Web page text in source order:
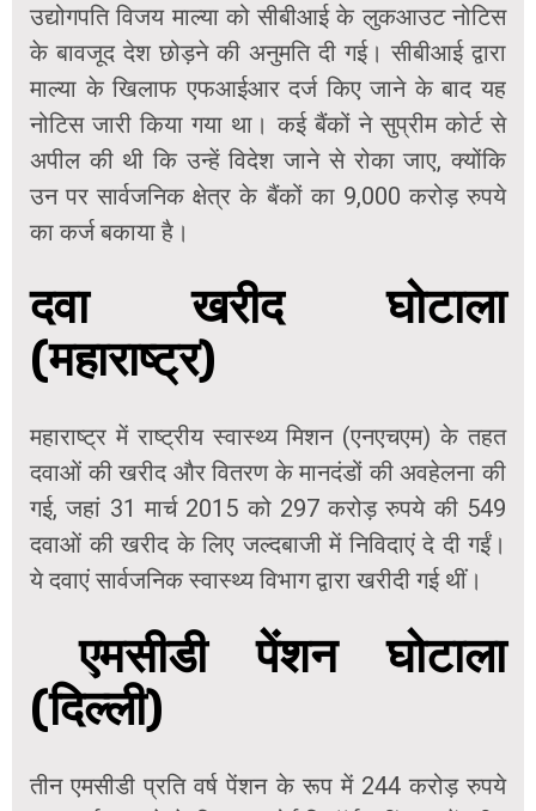
उद्योगपति विजय माल्या को सीबीआई के लुकआउट नोटिस
के बावजूद देश छोड़ने की अनुमति दी गई। सीबीआई द्वारा
माल्या के खिलाफ एफआईआर दर्ज किए जाने के बाद यह
नोटिस जारी किया गया था। कई बैंकों ने सुप्रीम कोर्ट से
अपील की थी कि उन्हें विदेश जाने से रोका जाए, क्योंकि
उन पर सार्वजनिक क्षेत्र के बैंकों का 9,000 करोड़ रुपये
का कर्ज बकाया है।
दवा खरीद घोटाला
(महाराष्ट्र)
महाराष्ट्र में राष्ट्रीय स्वास्थ्य मिशन (एनएचएम) के तहत
दवाओं की खरीद और वितरण के मानदंडों की अवहेलना की
गई, जहां 31 मार्च 2015 को 297 करोड़ रुपये की 549
दवाओं की खरीद के लिए जल्दबाजी में निविदाएं दे दी गईं।
ये दवाएं सार्वजनिक स्वास्थ्य विभाग द्वारा खरीदी गई थीं।
एमसीडी पेंशन घोटाला
(दिल्ली)
तीन एमसीडी प्रति वर्ष पेंशन के रूप में 244 करोड़ रुपये